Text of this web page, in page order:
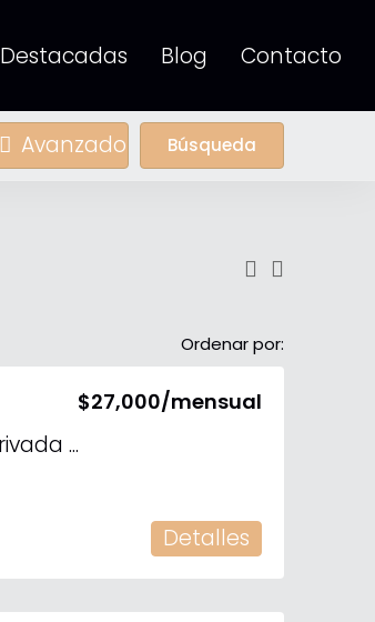
Destacadas Blog Contacto
Avanzado Búsqueda
Ordenar por:
Departamento en renta, en privada El Origen, Mérida, Yucatan
$27,000/mensual
Detalles